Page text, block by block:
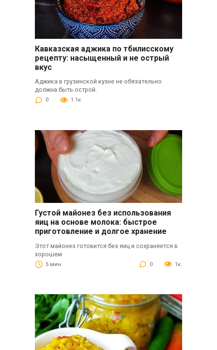
Кавказская аджика по тбилисскому
рецепту: насыщенный и не острый
вкус
Аджика в грузинской кухне не обязательно
должна быть острой.
0 1.1к.
Густой майонез без использования
яиц на основе молока: быстрое
приготовление и долгое хранение
Этот майонез готовится без яиц и сохраняется в
хорошем
5 мин. 0 1к.